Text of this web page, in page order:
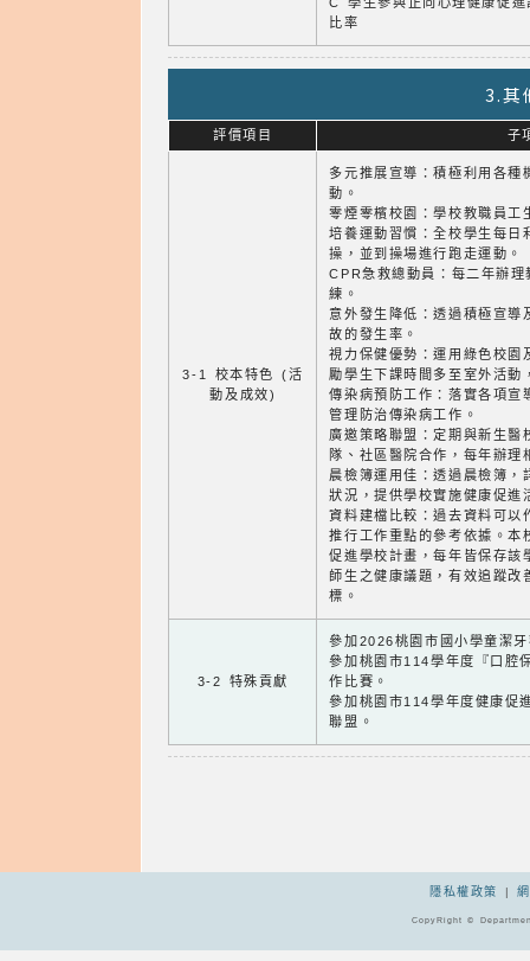
比率
3.其
評價項目 子
3-1 校本特色 (活
動及成效)
多元推展宣導：積極利用各種
動。
零煙零檳校園：學校教職員工
培養運動習慣：全校學生每日
操，並到操場進行跑走運動。
CPR急救總動員：每二年辦
練。
意外發生降低：透過積極宣導
故的發生率。
視力保健優勢：運用綠色校園
勵學生下課時間多至室外活動
傳染病預防工作：落實各項宣
管理防治傳染病工作。
廣邀策略聯盟：定期與新生醫
隊、社區醫院合作，每年辦理
晨檢簿運用佳：透過晨檢簿，
狀況，提供學校實施健康促進
資料建檔比較：過去資料可以
推行工作重點的參考依據。本
促進學校計畫，每年皆保存該
師生之健康議題，有效追蹤改
標。
3-2 特殊貢獻
參加2026桃園市國小學童潔
參加桃園市114學年度『口腔
作比賽。
參加桃園市114學年度健康促
聯盟。
隱私權政策 |
CopyRight ©